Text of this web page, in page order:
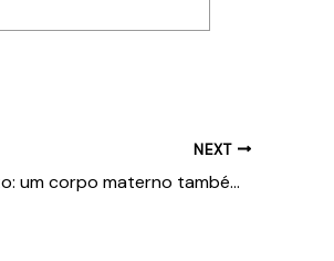
NEXT
Após o parto: um corpo materno também nasce